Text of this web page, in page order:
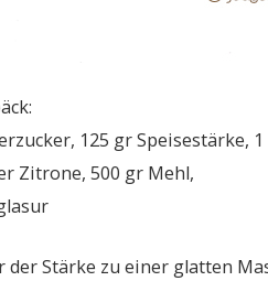
125 gr Speisestärke,
Zitrone, 500 gr Mehl,
Stärke zu einer glatten